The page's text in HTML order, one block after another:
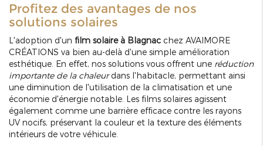
Profitez des avantages de nos
solutions solaires
L'adoption d'un film solaire à Blagnac chez AVAIMORE
CRÉATIONS va bien au-delà d'une simple amélioration
esthétique. En effet, nos solutions vous offrent une réduction
importante de la chaleurdans l'habitacle, permettant ainsi
une diminution de l'utilisation de la climatisation et une
économie d'énergie notable. Les films solaires agissent
également comme une barrière efficace contre les rayons
UV nocifs, préservant la couleur et la texture des éléments
intérieurs de votre véhicule.